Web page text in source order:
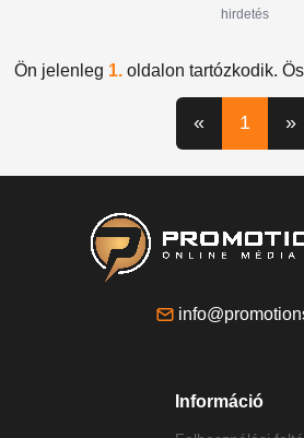
hirdetés
Ön jelenleg 1. oldalon tartózkodik.
« 1 »
Információ